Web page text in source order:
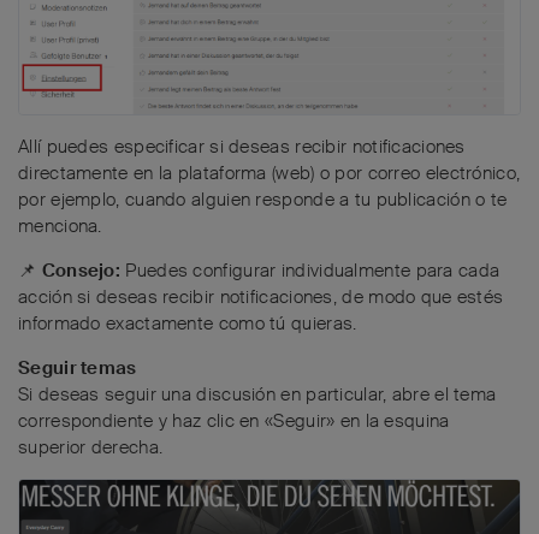
Allí puedes especificar si deseas recibir notificaciones
directamente en la plataforma (web) o por correo electrónico,
por ejemplo, cuando alguien responde a tu publicación o te
menciona.
📌 Consejo: Puedes configurar individualmente para cada
acción si deseas recibir notificaciones, de modo que estés
informado exactamente como tú quieras.
Seguir temas
Si deseas seguir una discusión en particular, abre el tema
correspondiente y haz clic en «Seguir» en la esquina
superior derecha.